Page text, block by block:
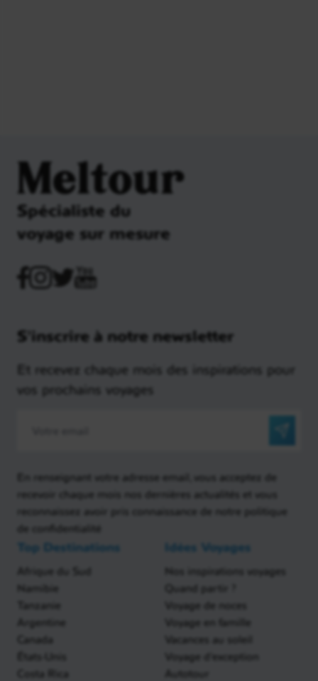
Meltour
Spécialiste du
voyage sur mesure
S'inscrire à notre newsletter
Et recevez chaque mois des inspirations pour
vos prochains voyages
En renseignant votre adresse email, vous acceptez de
recevoir chaque mois nos dernières actualités et vous
reconnaissez avoir pris connaissance de notre politique
de confidentialité
Top Destinations
Afrique du Sud
Namibie
Tanzanie
Argentine
Canada
États-Unis
Costa Rica
Idées Voyages
Nos inspirations voyages
Quand partir ?
Voyage de noces
Voyage en famille
Vacances au soleil
Voyage d'exception
Autotour